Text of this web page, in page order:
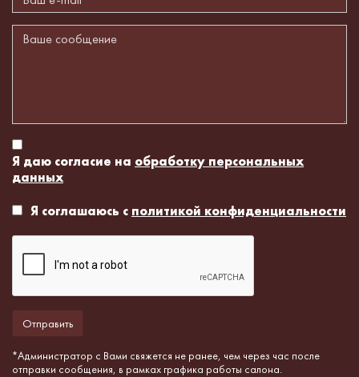
Я даю согласие на обработку персональных
данных
Я соглашаюсь с политикой конфиденциальности
*Администратор с Вами свяжется не ранее, чем через час после
отправки сообщения, в рамках графика работы салона.